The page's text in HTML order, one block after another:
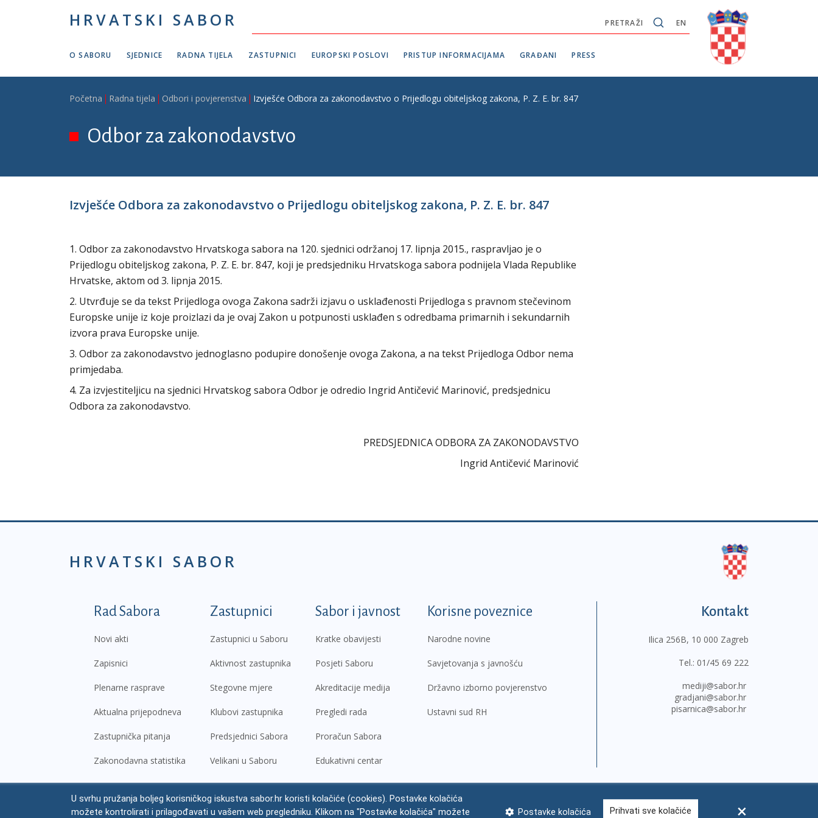
HRVATSKI SABOR EN
PRETRAŽI
O SABORU SJEDNICE RADNA TIJELA ZASTUPNICI EUROPSKI POSLOVI PRISTUP INFORMACIJAMA GRAĐANI PRESS
Breadcrumb
Početna Radna tijela Odbori i povjerenstva Izvješće Odbora za zakonodavstvo o Prijedlogu obiteljskog zakona, P. Z. E. br. 847
Odbor za zakonodavstvo
Izvješće Odbora za zakonodavstvo o Prijedlogu obiteljskog zakona, P. Z. E. br. 847
1. Odbor za zakonodavstvo Hrvatskoga sabora na 120. sjednici održanoj 17. lipnja 2015., raspravljao je o
Prijedlogu obiteljskog zakona, P. Z. E. br. 847, koji je predsjedniku Hrvatskoga sabora podnijela Vlada Republike
Hrvatske, aktom od 3. lipnja 2015.
2. Utvrđuje se da tekst Prijedloga ovoga Zakona sadrži izjavu o usklađenosti Prijedloga s pravnom stečevinom
Europske unije iz koje proizlazi da je ovaj Zakon u potpunosti usklađen s odredbama primarnih i sekundarnih
izvora prava Europske unije.
3. Odbor za zakonodavstvo jednoglasno podupire donošenje ovoga Zakona, a na tekst Prijedloga Odbor nema
primjedaba.
4. Za izvjestiteljicu na sjednici Hrvatskog sabora Odbor je odredio Ingrid Antičević Marinović, predsjednicu
Odbora za zakonodavstvo.
PREDSJEDNICA ODBORA ZA ZAKONODAVSTVO
Ingrid Antičević Marinović
HRVATSKI SABOR
Podnožje prvi izbornik
Rad Sabora
Novi akti
Zapisnici
Plenarne rasprave
Aktualna prijepodneva
Zastupnička pitanja
Zakonodavna statistika
Zastupnici
Zastupnici u Saboru
Aktivnost zastupnika
Stegovne mjere
Klubovi zastupnika
Predsjednici Sabora
Velikani u Saboru
Sabor i javnost
Kratke obavijesti
Posjeti Saboru
Akreditacije medija
Pregledi rada
Proračun Sabora
Edukativni centar
Korisne poveznice
Narodne novine
Savjetovanja s javnošću
Državno izborno povjerenstvo
Ustavni sud RH
Kontakt
Ilica 256B, 10 000 Zagreb
Tel.: 01/45 69 222
mediji@sabor.hr
gradjani@sabor.hr
pisarnica@sabor.hr
© Hrvatski sabor, 2026 Pravne napomene Izjava o pristupačnosti Zaštita osobnih podataka Impressum Česta pitanja Kontakti Mapa weba
U svrhu pružanja boljeg korisničkog iskustva sabor.hr koristi kolačiće (cookies). Postavke kolačića
možete kontrolirati i prilagođavati u vašem web pregledniku. Klikom na "Postavke kolačića" možete
Postavke kolačića Prihvati sve kolačiće